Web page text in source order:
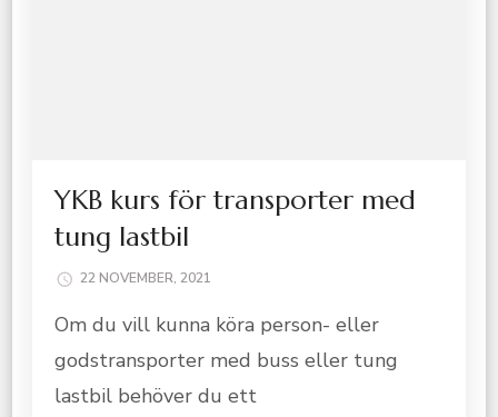
YKB kurs för transporter med
tung lastbil
22 NOVEMBER, 2021
Om du vill kunna köra person- eller
godstransporter med buss eller tung
lastbil behöver du ett